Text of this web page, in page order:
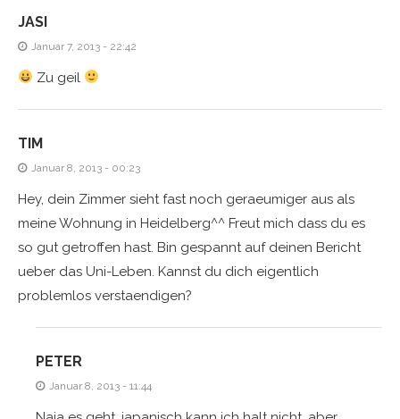
JASI
Januar 7, 2013 - 22:42
Zu geil
TIM
Januar 8, 2013 - 00:23
Hey, dein Zimmer sieht fast noch geraeumiger aus als
meine Wohnung in Heidelberg^^ Freut mich dass du es
so gut getroffen hast. Bin gespannt auf deinen Bericht
ueber das Uni-Leben. Kannst du dich eigentlich
problemlos verstaendigen?
PETER
Januar 8, 2013 - 11:44